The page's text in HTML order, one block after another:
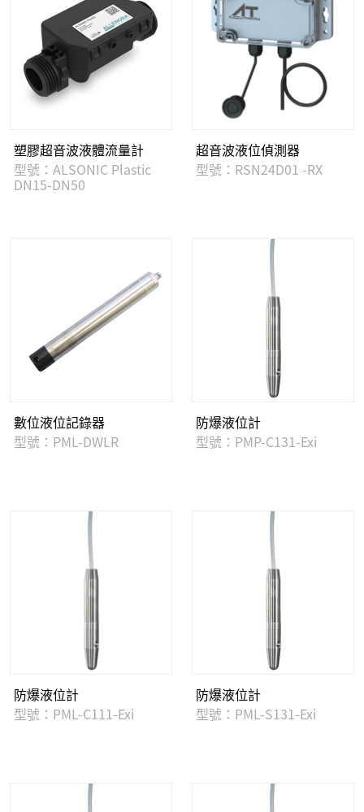
塑膠超音波液體流量計
型號：ALSONIC Plastic
DN15-DN50
超音波液位偵測器
型號：RSN24D01 -RX
數位液位記錄器
型號：PML-DWLR
防爆液位計
型號：PMP-C131-Exi
防爆液位計
型號：PML-C111-Exi
防爆液位計
型號：PML-S131-Exi